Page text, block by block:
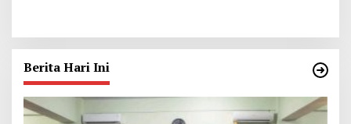
Berita Hari Ini